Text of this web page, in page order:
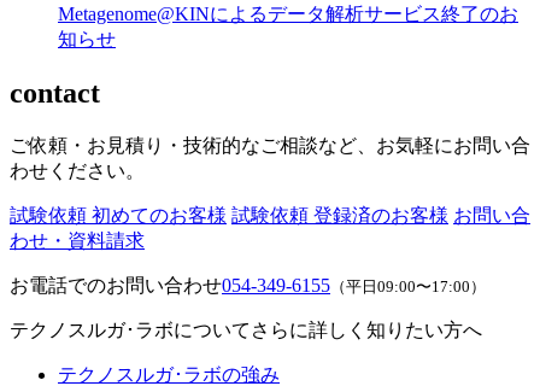
Metagenome@KINによるデータ解析サービス終了のお
知らせ
contact
ご依頼・お見積り・技術的なご相談など、お気軽にお問い合
わせください。
試験依頼 初めてのお客様 試験依頼 登録済のお客様 お問い合
わせ・資料請求
お電話でのお問い合わせ054-349-6155 （平日09:00〜17:00）
テクノスルガ･ラボについてさらに詳しく知りたい方へ
テクノスルガ･ラボの強み